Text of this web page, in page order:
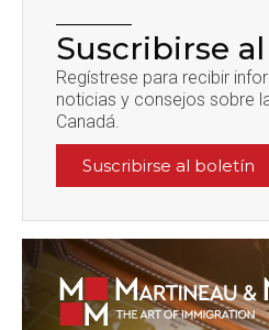
Suscribirse
Regístrese para recibir
noticias y consejos sobre
Canadá.
Suscribirse al boletín